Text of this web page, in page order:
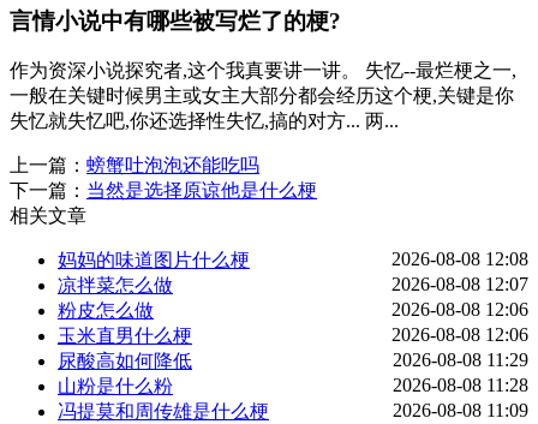
言情小说中有哪些被写烂了的梗?
作为资深小说探究者,这个我真要讲一讲。 失忆--最烂梗之一,
一般在关键时候男主或女主大部分都会经历这个梗,关键是你
失忆就失忆吧,你还选择性失忆,搞的对方... 两...
上一篇： 螃蟹吐泡泡还能吃吗
下一篇： 当然是选择原谅他是什么梗
相关文章
妈妈的味道图片什么梗
2026-08-08 12:08
凉拌菜怎么做
2026-08-08 12:07
粉皮怎么做
2026-08-08 12:06
玉米直男什么梗
2026-08-08 12:06
尿酸高如何降低
2026-08-08 11:29
山粉是什么粉
2026-08-08 11:28
冯提莫和周传雄是什么梗
2026-08-08 11:09